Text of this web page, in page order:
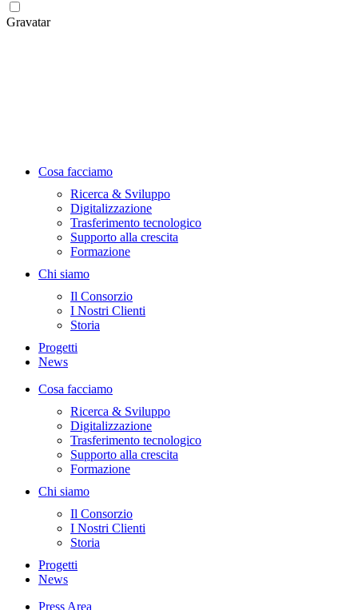
Gravatar
Cosa facciamo
Ricerca & Sviluppo
Digitalizzazione
Trasferimento tecnologico
Supporto alla crescita
Formazione
Chi siamo
Il Consorzio
I Nostri Clienti
Storia
Progetti
News
Cosa facciamo
Ricerca & Sviluppo
Digitalizzazione
Trasferimento tecnologico
Supporto alla crescita
Formazione
Chi siamo
Il Consorzio
I Nostri Clienti
Storia
Progetti
News
Press Area